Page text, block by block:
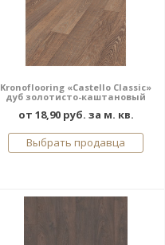
Kronoflooring «Castello Classic»
дуб золотисто-каштановый
от 18,90 руб. за м. кв.
Выбрать продавца